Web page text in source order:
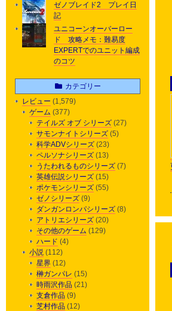
ゼノブレイド2 プレイ日
記
ユニコーンオーバーロー
ド 攻略メモ：難易度
EXPERTでのユニット編成
のコツ
カテゴリー
レビュー (1,579)
ゲーム (377)
テイルズ オブ シリーズ (27)
サモンナイトシリーズ (5)
科学ADVシリーズ (23)
ペルソナシリーズ (13)
うたわれるものシリーズ (7)
英雄伝説シリーズ (15)
ポケモンシリーズ (55)
ゼノシリーズ (9)
ダンガンロンパシリーズ (8)
アトリエシリーズ (20)
その他のゲーム (129)
ハード (4)
小説 (112)
星界 (12)
榊ガンパレ (15)
時雨沢作品 (21)
支倉作品 (9)
芝村作品 (12)